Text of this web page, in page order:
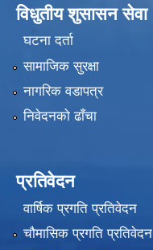
विधुतीय शुसासन सेवा
घटना दर्ता
सामाजिक सुरक्षा
नागरिक वडापत्र
निवेदनको ढाँचा
प्रतिवेदन
वार्षिक प्रगति प्रतिवेदन
चौमासिक प्रगति प्रतिवेदन